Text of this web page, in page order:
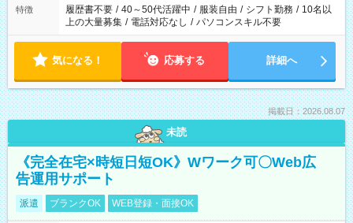
合は応募できません。
特徴 履歴書不要 / 40～50代活躍中 / 服装自由 / シフト勤務 / 10名以
上の大量募集 / 電話対応なし / パソコンスキル不要
気になる！ 応募する 詳細へ
掲載日：2026.08.07
未読
《完全在宅×時短日短OK》Wワーク可〇Web広
告運用サポート
派遣 ブランクOK WEB登録・面接OK